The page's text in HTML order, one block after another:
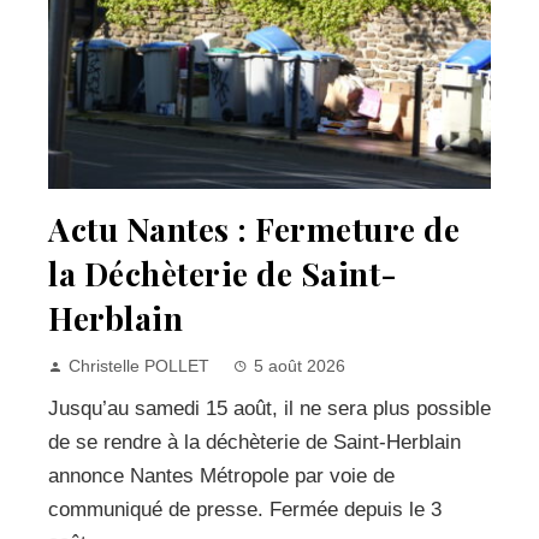
Actu Nantes : Fermeture de
la Déchèterie de Saint-
Herblain
Christelle POLLET 5 août 2026
Jusqu’au samedi 15 août, il ne sera plus possible
de se rendre à la déchèterie de Saint-Herblain
annonce Nantes Métropole par voie de
communiqué de presse. Fermée depuis le 3